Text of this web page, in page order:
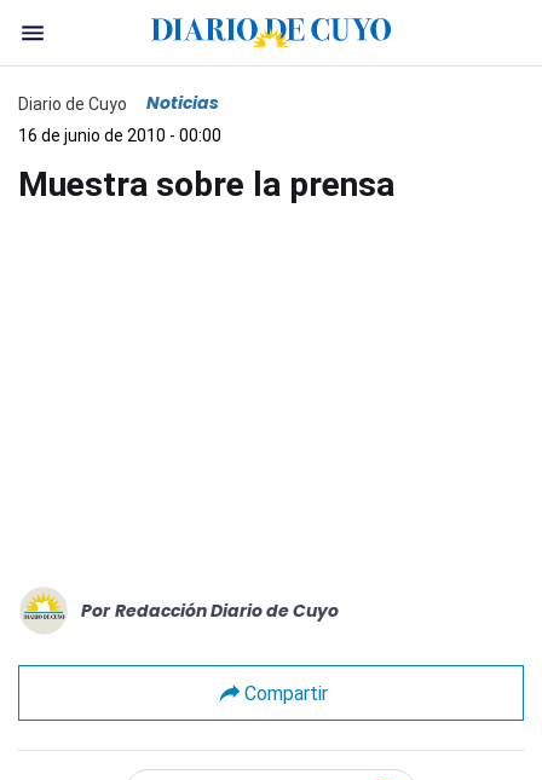
Diario de Cuyo Noticias
16 de junio de 2010 - 00:00
Muestra sobre la prensa
Por Redacción Diario de Cuyo
Compartir